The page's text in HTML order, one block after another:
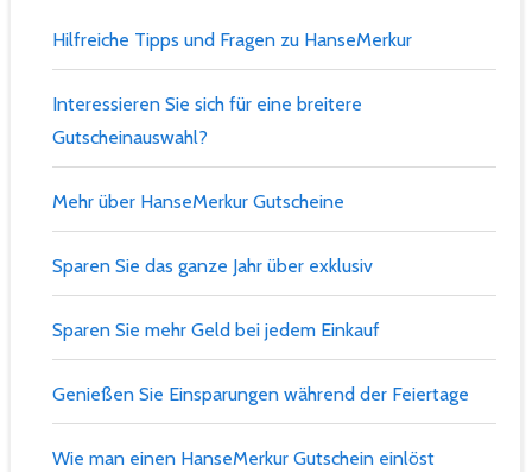
Hilfreiche Tipps und Fragen zu HanseMerkur
Interessieren Sie sich für eine breitere
Gutscheinauswahl?
Mehr über HanseMerkur Gutscheine
Sparen Sie das ganze Jahr über exklusiv
Sparen Sie mehr Geld bei jedem Einkauf
Genießen Sie Einsparungen während der Feiertage
Wie man einen HanseMerkur Gutschein einlöst